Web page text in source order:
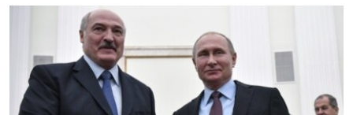
АРНАЙЫ ЖОБАЛАР
Русский